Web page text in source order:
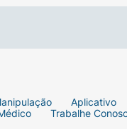
Aplicativo
Trabalhe